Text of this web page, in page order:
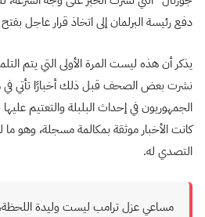
دفع رئيسة البرلمان إلى اتخاذ قرار عاجل
يذكر أن هذه ليست المرة الأولى التي يتم
نشرت بعض الصحف قبل ذلك أخبارًا تأتي في
الجمهوريون في إحداث البلبلة والتعتيم
كانت الأخبار موثقة بمكالمة مسجلة، وهو
التصدي له.
مساعي عزل ترامب ليست وليدة اللحظة،